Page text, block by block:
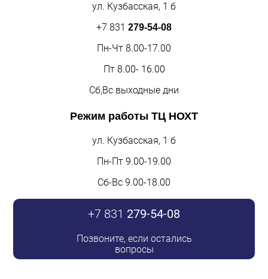
ул. Кузбасская, 1 б
+7 831 279-54-08
Пн-Чт 8.00-17.00
Пт 8.00- 16.00
Сб,Вс выходные дни
Режим работы ТЦ НОХТ
ул. Кузбасская, 1 б
Пн-Пт 9.00-19.00
Сб-Вс 9.00-18.00
+7 831 279-54-08
Позвоните, если остались
вопросы